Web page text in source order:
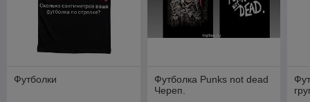
Футболки
Футболка Punks not dead
Череп.